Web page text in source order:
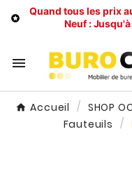

Quand tous les prix
Neuf :

Accueil SHOP
Fauteuils